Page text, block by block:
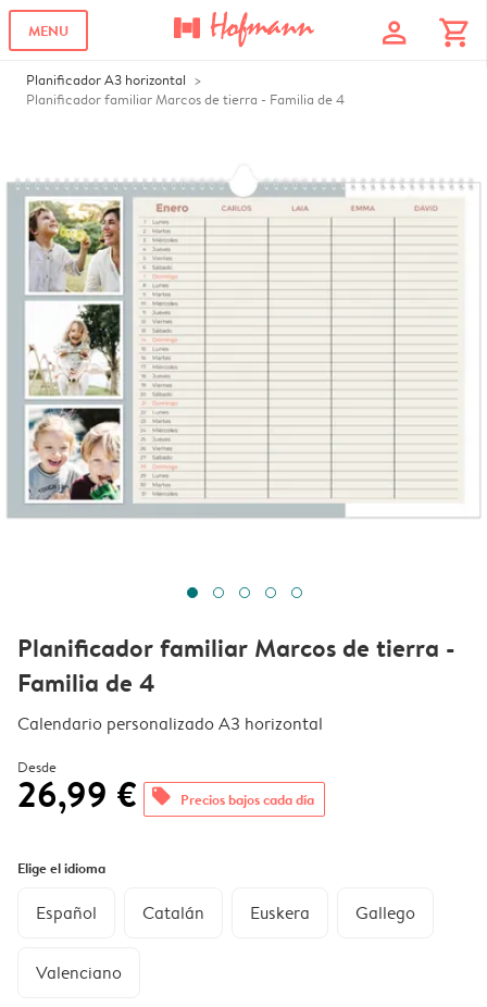
MENU profile shopping_cart
Planificador A3 horizontal
Planificador familiar Marcos de tierra - Familia de 4
Planificador familiar Marcos de tierra -
Familia de 4
Calendario personalizado A3 horizontal
Desde
26,99 € offers Precios bajos cada día
Elige el idioma
Español Catalán Euskera Gallego
Valenciano